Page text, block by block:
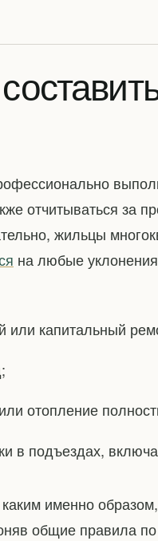
отчитываться за
жильцы
на любые
или капитальный
отопление
в подъездах,
именно
общие правила